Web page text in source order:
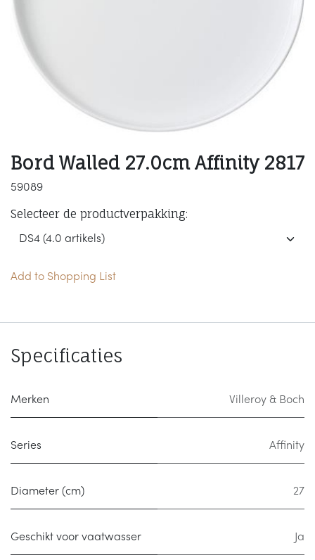
Bord Walled 27.0cm Affinity 2817
59089
Selecteer de productverpakking:
Add to Shopping List
Specificaties
Merken Villeroy & Boch
Series Affinity
Diameter (cm) 27
Geschikt voor vaatwasser Ja